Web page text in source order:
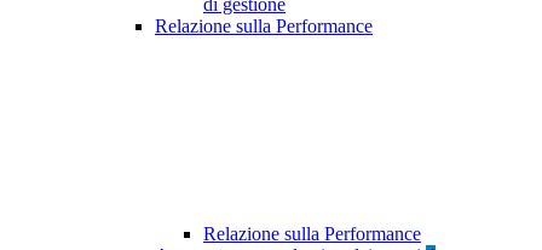
di gestione
Relazione sulla Performance
Relazione sulla Performance